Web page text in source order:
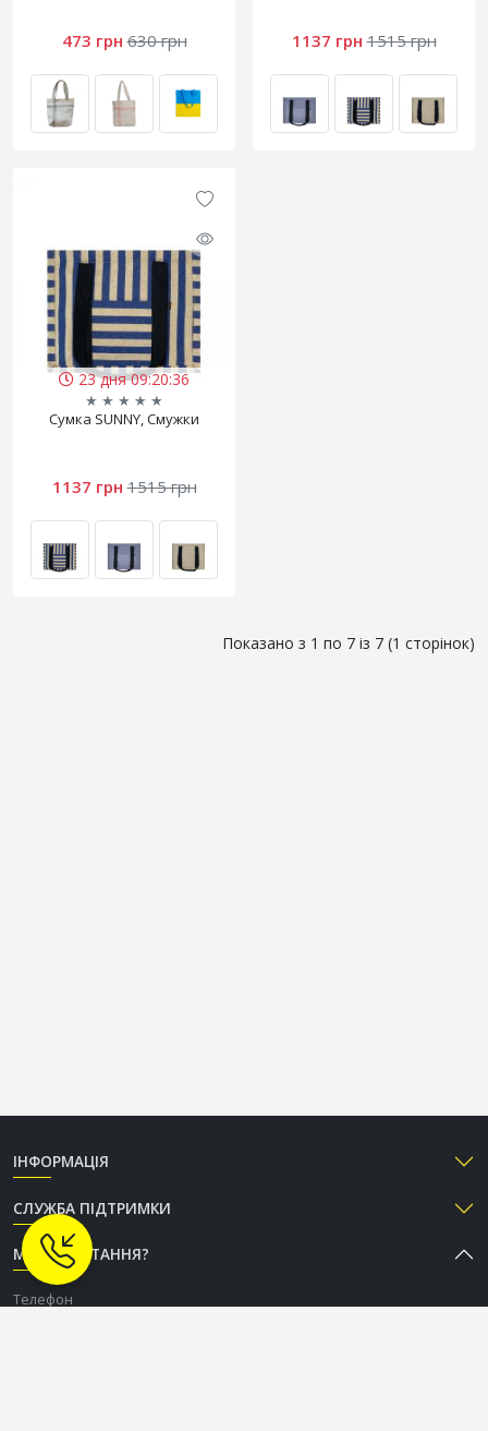
473 грн 630 грн 1137 грн 1515 грн
23 дня 09:20:36
★ ★ ★ ★ ★
Сумка SUNNY, Смужки
1137 грн 1515 грн
Показано з 1 по 7 із 7 (1 сторінок)
ІНФОРМАЦІЯ
СЛУЖБА ПІДТРИМКИ
МАЄТЕ ПИТАННЯ?
Телефон